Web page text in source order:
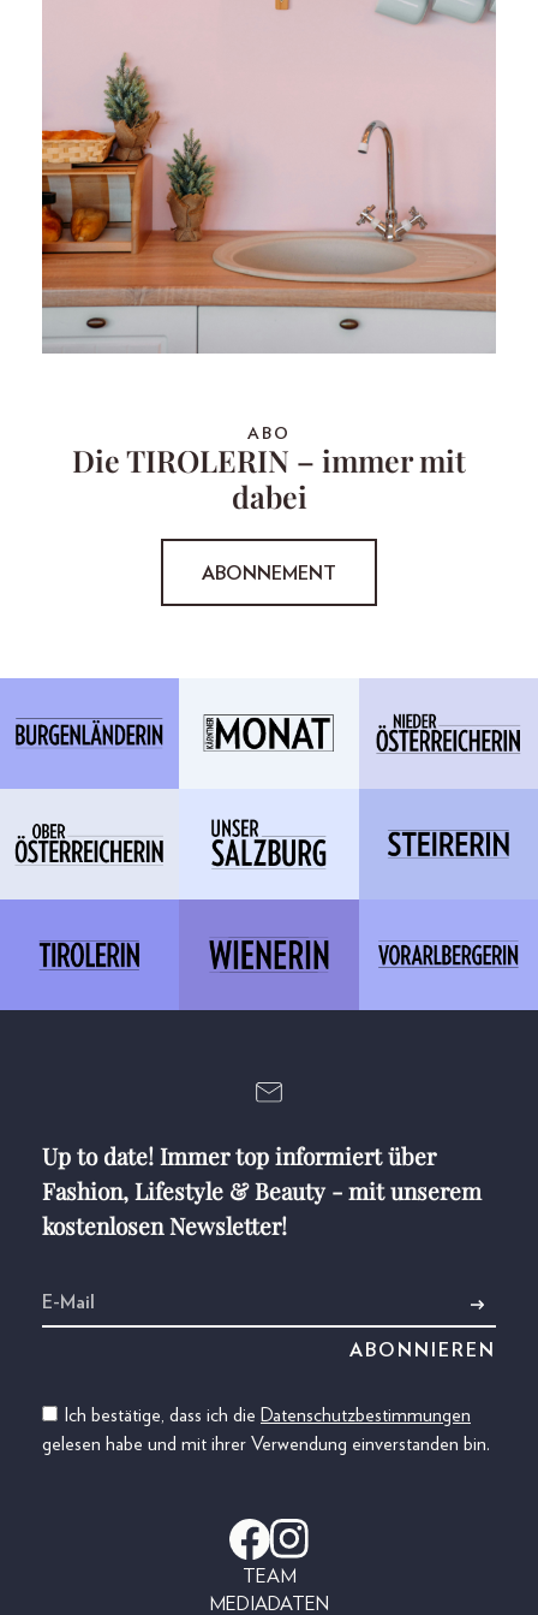
ABO
Die TIROLERIN – immer mit
dabei
ABONNEMENT
Up to date! Immer top informiert über
Fashion, Lifestyle & Beauty - mit unserem
kostenlosen Newsletter!
Ich bestätige, dass ich die Datenschutzbestimmungen
gelesen habe und mit ihrer Verwendung einverstanden bin.
TEAM
MEDIADATEN